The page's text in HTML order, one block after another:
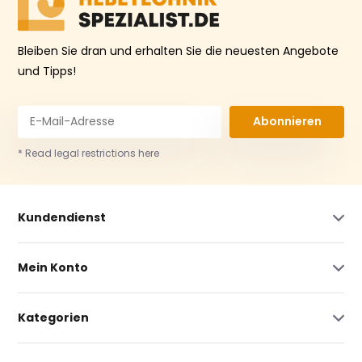
Bleiben Sie dran und erhalten Sie die neuesten Angebote
und Tipps!
Abonnieren
* Read legal restrictions here
Kundendienst
Mein Konto
Kategorien